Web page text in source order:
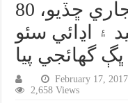
مزار کي رت ۾ وهنجاري ڇڏيو، 80
۽ اڍائي سئو
گهائجي پيا
February 17, 2017
2,658 Views